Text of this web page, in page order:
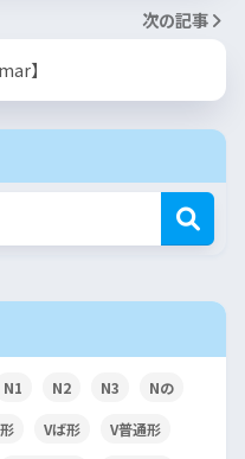
次の記事
】
N1 N2 N3 Nの
Vば形 V普通形